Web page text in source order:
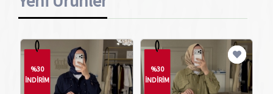
%30
İNDİRİM
%30
İNDİRİM